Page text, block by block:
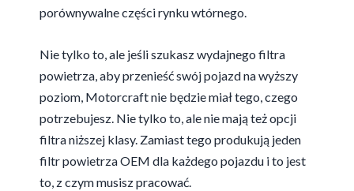
porównywalne części rynku wtórnego.
Nie tylko to, ale jeśli szukasz wydajnego filtra
powietrza, aby przenieść swój pojazd na wyższy
poziom, Motorcraft nie będzie miał tego, czego
potrzebujesz. Nie tylko to, ale nie mają też opcji
filtra niższej klasy. Zamiast tego produkują jeden
filtr powietrza OEM dla każdego pojazdu i to jest
to, z czym musisz pracować.